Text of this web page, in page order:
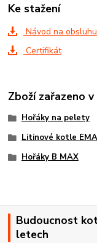
Ke stažení
Návod na obsluhu
Certifikát
Zboží zařazeno
Hořáky na pelety
Litinové kotle EMA
Hořáky B MAX
Budoucnost
letech